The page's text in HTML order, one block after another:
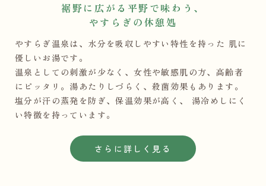
裾野に広がる平野で味わう、
やすらぎの休憩処
やすらぎ温泉は、水分を吸収しやすい特性を持った 肌に
優しいお湯です。
温泉としての刺激が少なく、女性や敏感肌の方、高齢者
にピッタリ。 湯あたりしづらく、殺菌効果もあります。
塩分が汗の蒸発を防ぎ、保温効果が高く、
湯冷めしにく
い特徴を持っています。
さらに詳しく見る